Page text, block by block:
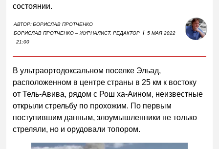
состоянии.
АВТОР:БОРИСЛАВ ПРОТЧЕНКО
БОРИСЛАВ ПРОТЧЕНКО – ЖУРНАЛИСТ, РЕДАКТОР I 5 МАЯ 2022
21:00
В ультраортодоксальном поселке Эльад,
расположенном в центре страны в 25 км к востоку
от Тель-Авива, рядом с Рош ха-Аином, неизвестные
открыли стрельбу по прохожим. По первым
поступившим данным, злоумышленники не только
стреляли, но и орудовали топором.